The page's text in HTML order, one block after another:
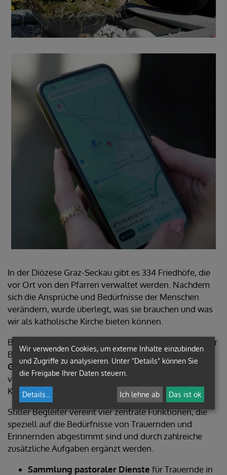
In der Diözese Graz-Seckau gibt es 334 Friedhöfe, die
vor Ort von den Pfarren verwaltet werden. Nachdem
sich die Ansprüche und Bedürfnisse der Menschen
verändern, wurde überlegt, was sie brauchen und was
wir als katholische Kirche bieten können.
Bei diesen Überlegungen sind wir schließlich auf Stiller
Begleiter gekommen. „Stiller Begleiter“ gibt es als
Gratis-Appund auch als Webversion. Die App wurde
von der Diözese Graz-Seckau zusammen mit einem
Kooperationspartner realisiert.
Stiller Begleiter vereint vier zentrale Funktionen, die
speziell auf die Bedürfnisse von Trauernden und
Erinnernden abgestimmt sind und durch zahlreiche
zusätzliche Aufgaben ergänzt werden.
Sammlung pastoraler Dienste für Trauernde in
Wir verwenden Cookies, um externe Inhalte einzubinden
und Zugriffe zu analysieren. Unter "Details" können Sie
die Freigabe Ihrer Daten steuern.
Details Ich lehne ab Das ist ok